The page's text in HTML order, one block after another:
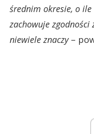
średnim okresie, o
zachowuje
niewiele znaczy–